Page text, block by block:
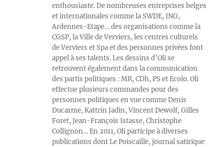
enthousiaste. De nombreuses entreprises belges
et internationales comme la SWDE, ING,
Ardennes-Etape… des organisations comme la
CGSP, la Ville de Verviers, les centres culturels
de Verviers et Spa et des personnes privées font
appel à ses talents. Les dessins d’Oli se
retrouvent également dans la communication
des partis politiques : MR, CDh, PS et Ecolo. Oli
effectue plusieurs commandes pour des
personnes politiques en vue comme Denis
Ducarme, Kattrin Jadin, Vincent Dewolf, Gilles
Foret, Jean-François Istasse, Christophe
Collignon… En 2011, Oli participe à diverses
publications dont Le Poiscaille, journal satirique